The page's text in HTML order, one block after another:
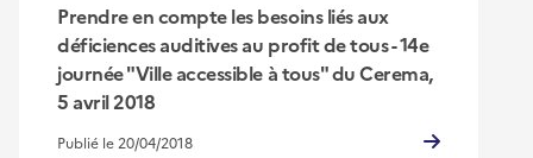
Prendre en compte les besoins liés aux
déficiences auditives au profit de tous - 14e
journée "Ville accessible à tous" du Cerema,
5 avril 2018
Publié le 20/04/2018